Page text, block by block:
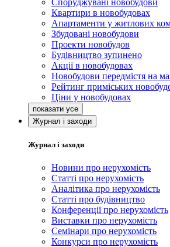
Квартири в новобудовах
Апартаменти у житлових
Збудовані новобудови
Проекти новобудов
Будівництво зупинено
Акції в новобудовах
Новобудови передмістя на
Рейтинг приміських
Ціни у новобудовах
Журнал і заходи
Журнал і заходи
Новини про нерухомість
Статті про нерухомість
Аналітика про нерухомість
Статті про будівництво
Конференції про нерухомість
Виставки про нерухомість
Семінари про нерухомість
Конкурси про нерухомість